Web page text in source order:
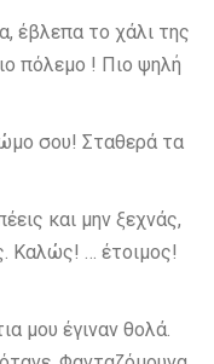
έβλεπα το χάλι της
πόλεμο ! Πιο ψηλή
σου! Σταθερά τα
και μην ξεχνάς,
Καλώς! … έτοιμος!
μου έγιναν θολά.